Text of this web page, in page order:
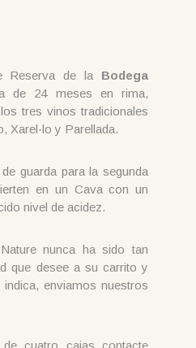
Reserva de la Bodega
de 24 meses en rima,
tres vinos tradicionales
Xarel·lo y Parellada.
guarda para la segunda
en un Cava con un
nivel de acidez.
nunca ha sido tan
que desee a su carrito y
enviamos nuestros